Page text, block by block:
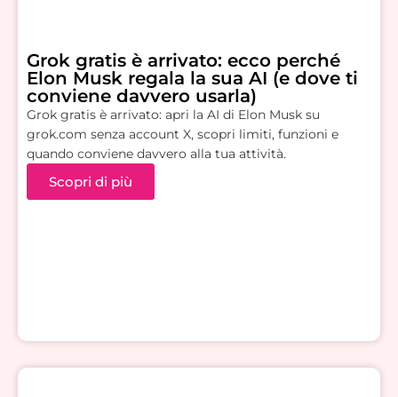
Grok gratis è arrivato: ecco perché
Elon Musk regala la sua AI (e dove ti
conviene davvero usarla)
Grok gratis è arrivato: apri la AI di Elon Musk su
grok.com senza account X, scopri limiti, funzioni e
quando conviene davvero alla tua attività.
Scopri di più